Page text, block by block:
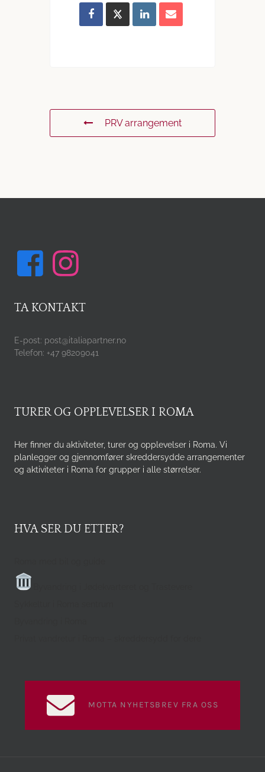
PRV arrangement
TA KONTAKT
E-post: post@italiapartner.no
Telefon: +47 98209041
TURER OG OPPLEVELSER I ROMA
Her finner du aktiviteter, turer og opplevelser i Roma. Vi
planlegger og gjennomfører skreddersydde arrangementer
og aktiviteter i Roma for grupper i alle størrelser.
HVA SER DU ETTER?
MOTTA NYHETSBREV FRA OSS